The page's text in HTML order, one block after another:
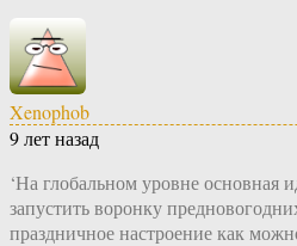
Xenophob
9 лет назад
‘На глобальном уровне
запустить воронку
праздничное настроение как